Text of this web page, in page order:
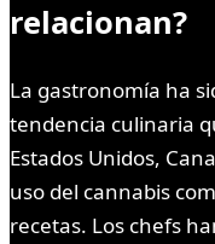
relacionan?
La gastronomía ha
tendencia culinaria
Estados Unidos,
uso del cannabis
recetas. Los chefs